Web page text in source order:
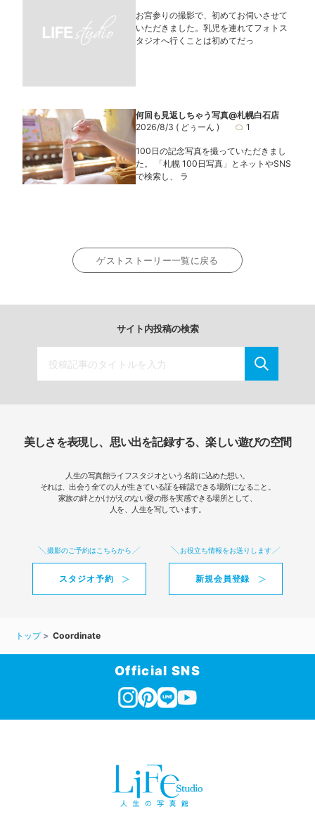
お宮参りの撮影で、初めてお伺いさせて
いただきました。乳児を連れてフォトス
タジオへ行くことは初めてだっ
何回も見返しちゃう写真@札幌白石店
2026/8/3 ( どぅーん ) 1
100日の記念写真を撮っていただきまし
た。 「札幌 100日写真」とネットやSNS
で検索し、 ラ
ゲストストーリー一覧に戻る
サイト内投稿の検索
美しさを表現し、思い出を記録する、楽しい遊びの空間
人生の写真館ライフスタジオという名前に込めた想い。
それは、出会う全ての人が生きている証を確認できる場所になること。
家族の絆とかけがえのない愛の形を実感できる場所として、
人を、人生を写しています。
撮影のご予約はこちらから
スタジオ予約
お役立ち情報をお送りします
新規会員登録
トップ Coordinate
Official SNS